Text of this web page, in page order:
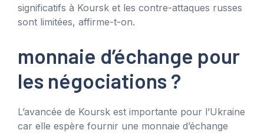
significatifs à Koursk et les contre-attaques russes
sont limitées, affirme-t-on.
monnaie d’échange pour
les négociations ?
L’avancée de Koursk est importante pour l’Ukraine
car elle espère fournir une monnaie d’échange